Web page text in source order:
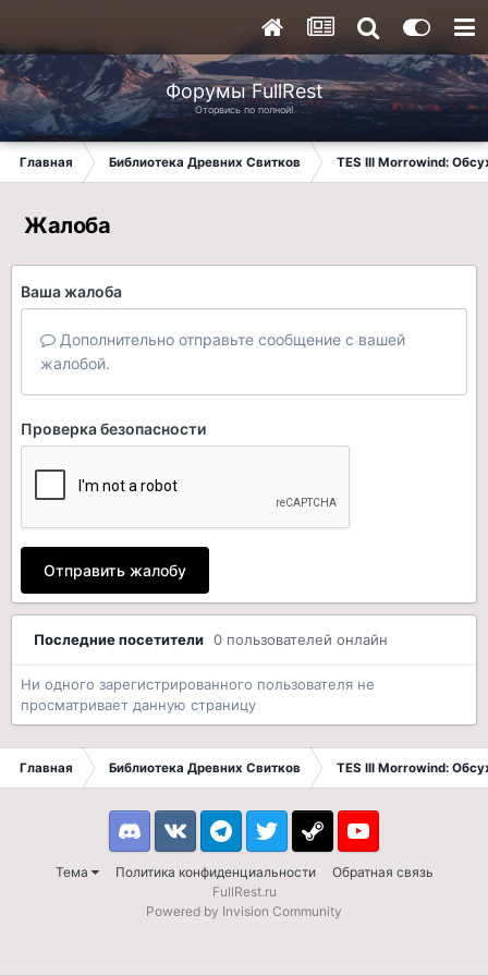
Форумы FullRest
Оторвись по полной!
Главная Библиотека Древних Свитков TES III Morrowind:
Жалоба
Ваша жалоба
Дополнительно отправьте сообщение с вашей
жалобой.
Проверка безопасности
Отправить жалобу
Последние посетители 0 пользователей онлайн
Ни одного зарегистрированного пользователя не
просматривает данную страницу
Главная Библиотека Древних Свитков TES III Morrowind:
Тема Политика конфиденциальности Обратная связь
DiscordVK TelegramTwitter Steam Youtube
FullRest.ru
Powered by Invision Community